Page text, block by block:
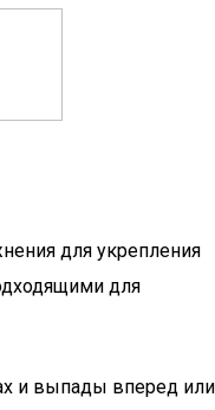
для укрепления
для
и выпады вперед или